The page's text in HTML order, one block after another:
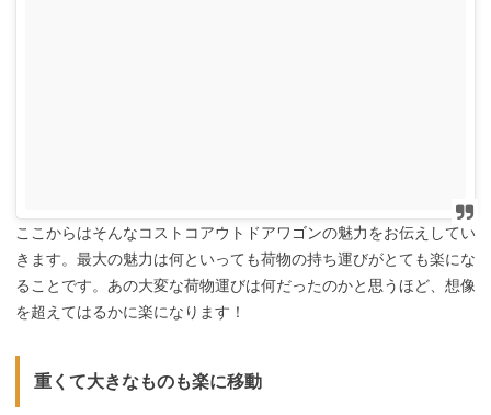
ここからはそんなコストコアウトドアワゴンの魅力をお伝えしてい
きます。最大の魅力は何といっても荷物の持ち運びがとても楽にな
ることです。あの大変な荷物運びは何だったのかと思うほど、想像
を超えてはるかに楽になります！
重くて大きなものも楽に移動